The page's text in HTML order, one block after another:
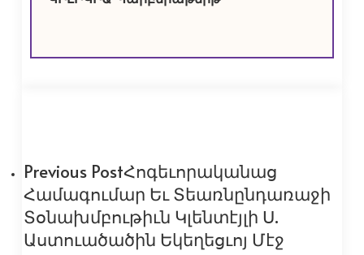
Previous PostՀոգեւորականաց
Համագումար Եւ Տեառնընդառաջի
Տօնախմբութիւն Կլենտէյլի Ս.
Աստուածածին Եկեղեցւոյ Մէջ